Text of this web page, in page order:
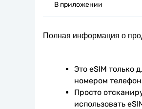
В приложении
Полная информация о
Это eSIM только
номером
Просто
использовать